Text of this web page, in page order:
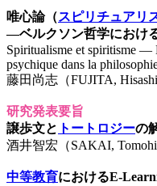
唯心論（スピリチュアリ
―ベルクソン哲学におけ
Spiritualisme et spiritisme ―
psychique dans la
藤田尚志（FUJITA,
研究発表要旨
譲歩文と トートロジーの
酒井智宏（SAKAI,
中等教育におけるE-